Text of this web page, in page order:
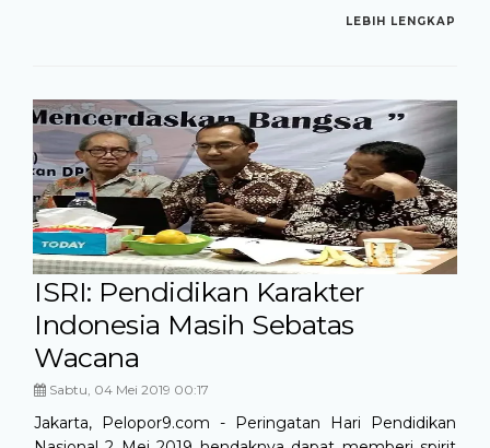
LEBIH LENGKAP
ISRI: Pendidikan Karakter
Indonesia Masih Sebatas
Wacana
Sabtu, 04 Mei 2019 00:17
Jakarta, Pelopor9.com - Peringatan Hari Pendidikan